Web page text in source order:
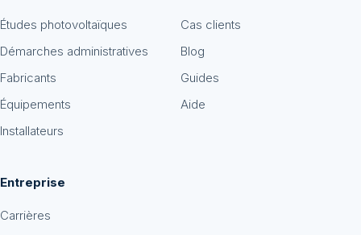
Études photovoltaïques
Démarches administratives
Fabricants
Équipements
Installateurs
Cas clients
Blog
Guides
Aide
Entreprise
Carrières